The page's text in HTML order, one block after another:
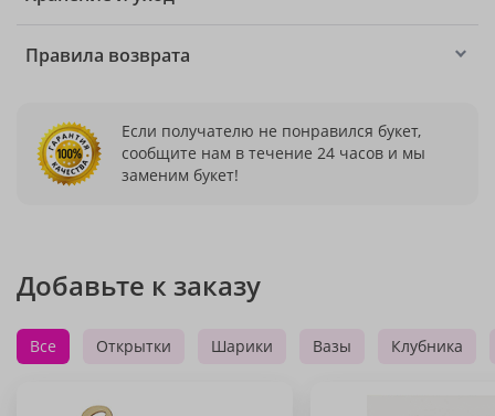
Правила возврата
Если получателю не понравился букет,
сообщите нам в течение 24 часов и мы
заменим букет!
Добавьте к заказу
Все Открытки Шарики Вазы Клубника